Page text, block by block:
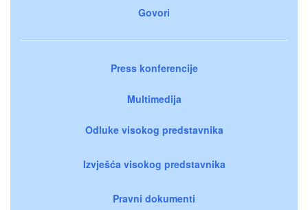
Govori
Press konferencije
Multimedija
Odluke visokog predstavnika
Izvješća visokog predstavnika
Pravni dokumenti